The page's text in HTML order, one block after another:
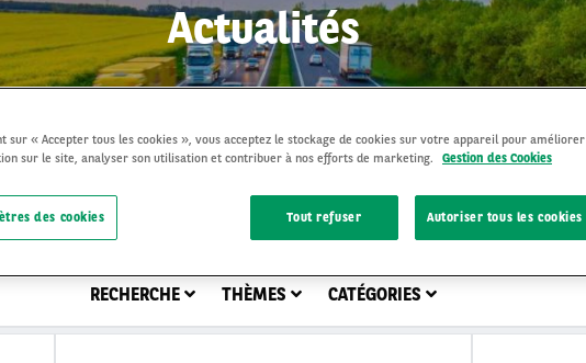
Actualités
RECHERCHE THÈMES CATÉGORIES
sur « Accepter tous les cookies », vous acceptez le stockage de cookies sur votre appareil pour améliorer
sur le site, analyser son utilisation et contribuer à nos efforts de marketing.
Gestion des Cookies
des cookies Tout refuser Autoriser tous les cookies